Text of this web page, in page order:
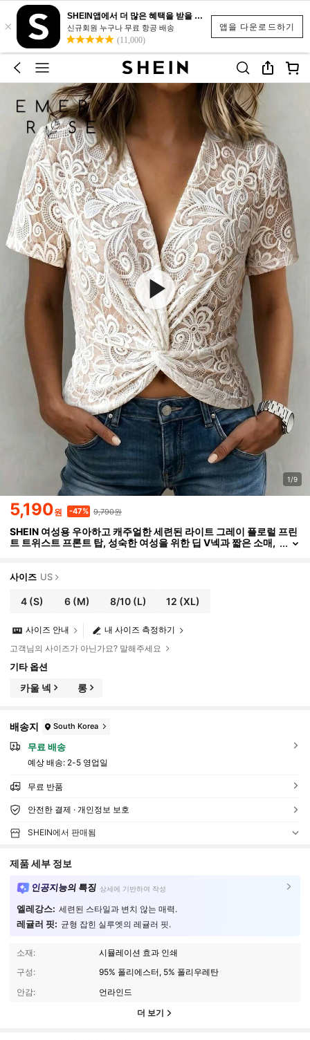
앱을 다운로드하기
×
SHEIN앱에서 더 많은 혜택을 받을 수 있어요.
신규회원 누구나 무료 항공 배송
(11,000)
1/9
5,190원 -47% 9,790원
SHEIN 여성용 우아하고 캐주얼한 세련된 라이트 그레이 플로럴 프린
트 트위스트 프론트 탑, 성숙한 여성을 위한 딥 V넥과 짧은 소매,
섬세한 레이스 효과를 연출하는 정교한 디지털 플로럴 프린트,
의상, 특별한 행사에 이상적, 프린트의 절제된 화려함이 시대를 초월
사이즈 US
4 (S) 6 (M) 8/10(L) 12 (XL)
내 사이즈 측정하기
사이즈 안내
고객님의 사이즈가 아닌가요? 말해주세요
기타 옵션
카울 넥 롱
배송지 South Korea
무료 배송
예상 배송: 2-5 영업일
무료 반품
안전한 결제 · 개인정보 보호
SHEIN에서 판매됨
제품 세부 정보
인공지능의 특징 상세에 기반하여 작성
엘레강스: 세련된 스타일과 변치 않는 매력.
레귤러 핏: 균형 잡힌 실루엣의 레귤러 핏.
소재:
시뮬레이션 효과 인쇄
구성:
95% 폴리에스터, 5% 폴리우레탄
안감:
언라인드
더 보기